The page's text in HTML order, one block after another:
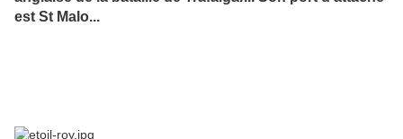
est St Malo...